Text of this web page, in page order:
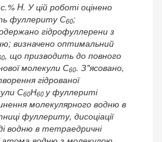
H. У цій роботі оцінено
фуллериту С60;
гідрофуллерени з
визначено оптимальний
, що призводить до повного
молекули С60. З"ясовано,
гідрованої
С60Н60 у фуллериті
молекулярного водню в
фуллериту, дисоціації
водню в тетраедричні